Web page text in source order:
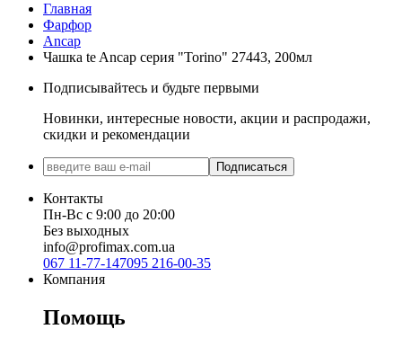
Главная
Фарфор
Ancap
Чашка te Ancap серия "Torino" 27443, 200мл
Подписывайтесь и будьте первыми
Новинки, интересные новости, акции и распродажи,
скидки и рекомендации
Подписаться
Контакты
Пн-Вс с 9:00 до 20:00
Без выходных
info@profimax.com.ua
067 11-77-147095 216-00-35
Компания
Помощь